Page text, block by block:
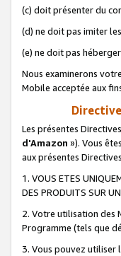
(c) doit présenter du
(d) ne doit pas imiter
(e) ne doit pas
Nous examinerons
Mobile acceptée aux
Les présentes
d'Amazon »). Vous
aux présentes
1. VOUS ETES
DES PRODUITS SUR
2. Votre utilisation des
Programme (tels que
3. Vous pouvez utiliser